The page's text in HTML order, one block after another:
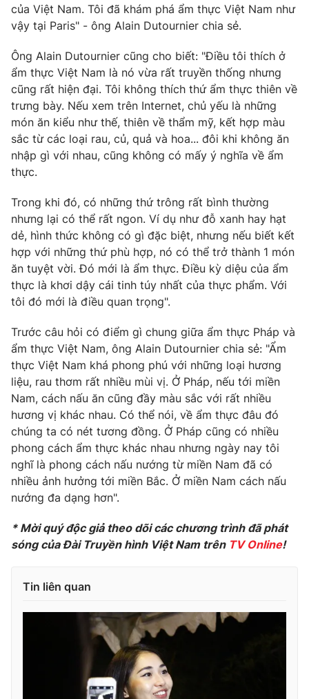
Tư vấn
Emagazine Podcast
Photo Infographic
Video Shorts video
VTV Sức khoẻ Bất động sản
Thị trường 24h Tấm lòng Việt
VTV4 Vươn mình bằng AI
VTV9 VTV8
Liên hệ tòa soạn English
THỜI BÁO VTV
Theo dõi báo trên
Cơ quan báo chí:
cấp ngày 29/12/2023
Vũ Thanh Thủy
Nguyễn Thị Mỹ Hạnh, Phạm Quốc Thắng,
024.38 355 931 - 024.38 355 932
của Việt Nam. Tôi đã khám phá ẩm thực Việt Nam như
vậy tại Paris" - ông Alain Dutournier chia sẻ.
Ông Alain Dutournier cũng cho biết: "Điều tôi thích ở
ẩm thực Việt Nam là nó vừa rất truyền thống nhưng
cũng rất hiện đại. Tôi không thích thứ ẩm thực thiên về
trưng bày. Nếu xem trên Internet, chủ yếu là những
món ăn kiểu như thế, thiên về thẩm mỹ, kết hợp màu
sắc từ các loại rau, củ, quả và hoa... đôi khi không ăn
nhập gì với nhau, cũng không có mấy ý nghĩa về ẩm
thực.
Trong khi đó, có những thứ trông rất bình thường
nhưng lại có thể rất ngon. Ví dụ như đỗ xanh hay hạt
dẻ, hình thức không có gì đặc biệt, nhưng nếu biết kết
hợp với những thứ phù hợp, nó có thể trở thành 1 món
ăn tuyệt vời. Đó mới là ẩm thực. Điều kỳ diệu của ẩm
thực là khơi dậy cái tinh túy nhất của thực phẩm. Với
tôi đó mới là điều quan trọng".
Trước câu hỏi có điểm gì chung giữa ẩm thực Pháp và
ẩm thực Việt Nam, ông Alain Dutournier chia sẻ: "Ẩm
thực Việt Nam khá phong phú với những loại hương
liệu, rau thơm rất nhiều mùi vị. Ở Pháp, nếu tới miền
Nam, cách nấu ăn cũng đầy màu sắc với rất nhiều
hương vị khác nhau. Có thể nói, về ẩm thực đâu đó
chúng ta có nét tương đồng. Ở Pháp cũng có nhiều
phong cách ẩm thực khác nhau nhưng ngày nay tôi
nghĩ là phong cách nấu nướng từ miền Nam đã có
nhiều ảnh hưởng tới miền Bắc. Ở miền Nam cách nấu
nướng đa dạng hơn".
* Mời quý độc giả theo dõi các chương trình đã phát
sóng của Đài Truyền hình Việt Nam trên TV Online!
Tin liên quan